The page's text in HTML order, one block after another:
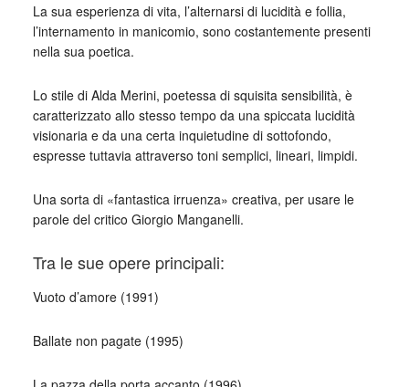
La sua esperienza di vita, l’alternarsi di lucidità e follia,
l’internamento in manicomio, sono costantemente presenti
nella sua poetica.
Lo stile di Alda Merini, poetessa di squisita sensibilità, è
caratterizzato allo stesso tempo da una spiccata lucidità
visionaria e da una certa inquietudine di sottofondo,
espresse tuttavia attraverso toni semplici, lineari, limpidi.
Una sorta di «fantastica irruenza» creativa, per usare le
parole del critico Giorgio Manganelli.
Tra le sue opere principali:
Vuoto d’amore (1991)
Ballate non pagate (1995)